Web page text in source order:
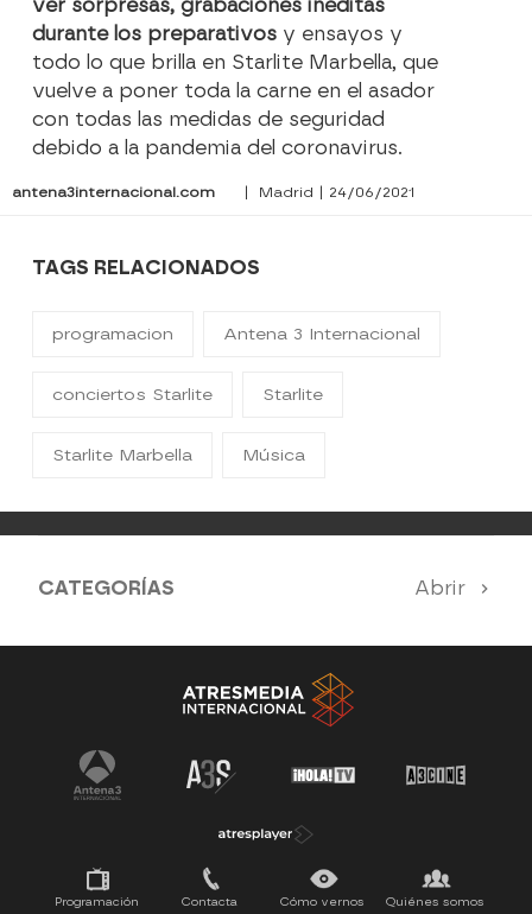
ver sorpresas, grabaciones inéditas
durante los preparativos y ensayos y
todo lo que brilla en Starlite Marbella, que
vuelve a poner toda la carne en el asador
con todas las medidas de seguridad
debido a la pandemia del coronavirus.
antena3internacional.com | Madrid | 24/06/2021
TAGS RELACIONADOS
programacion Antena 3 Internacional
conciertos Starlite Starlite
Starlite Marbella Música
CATEGORÍAS Abrir
Antena 3 Noticias El Hormiguero
Tu cara me suena Pasapalabra
Programación Contacta Cómo vernos Quiénes somos